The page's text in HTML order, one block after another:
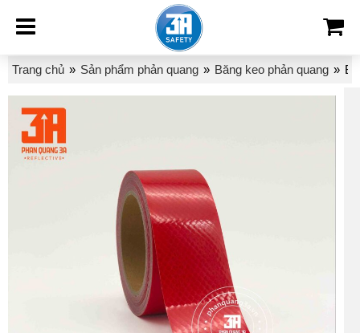
Trang chủ » Sản phẩm phản quang » Băng keo phản quang »